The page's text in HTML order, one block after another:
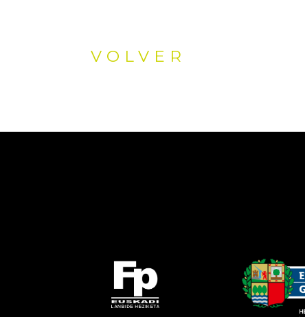
VOLVER